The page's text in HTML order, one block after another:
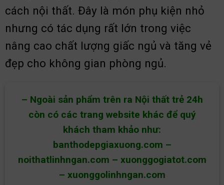
cách nội thất. Đây là món phụ kiện nhỏ
nhưng có tác dụng rất lớn trong việc
nâng cao chất lượng giấc ngủ và tăng vẻ
đẹp cho không gian phòng ngủ.
– Ngoài sản phẩm trên ra Nội thất trẻ 24h
còn có các trang website khác để quý
khách tham khảo như:
banthodepgiaxuong.com –
noithatlinhngan.com – xuonggogiatot.com
– xuonggolinhngan.com